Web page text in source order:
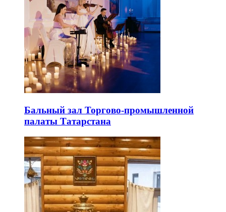
Бальный зал Торгово-промышленной
палаты Татарстана